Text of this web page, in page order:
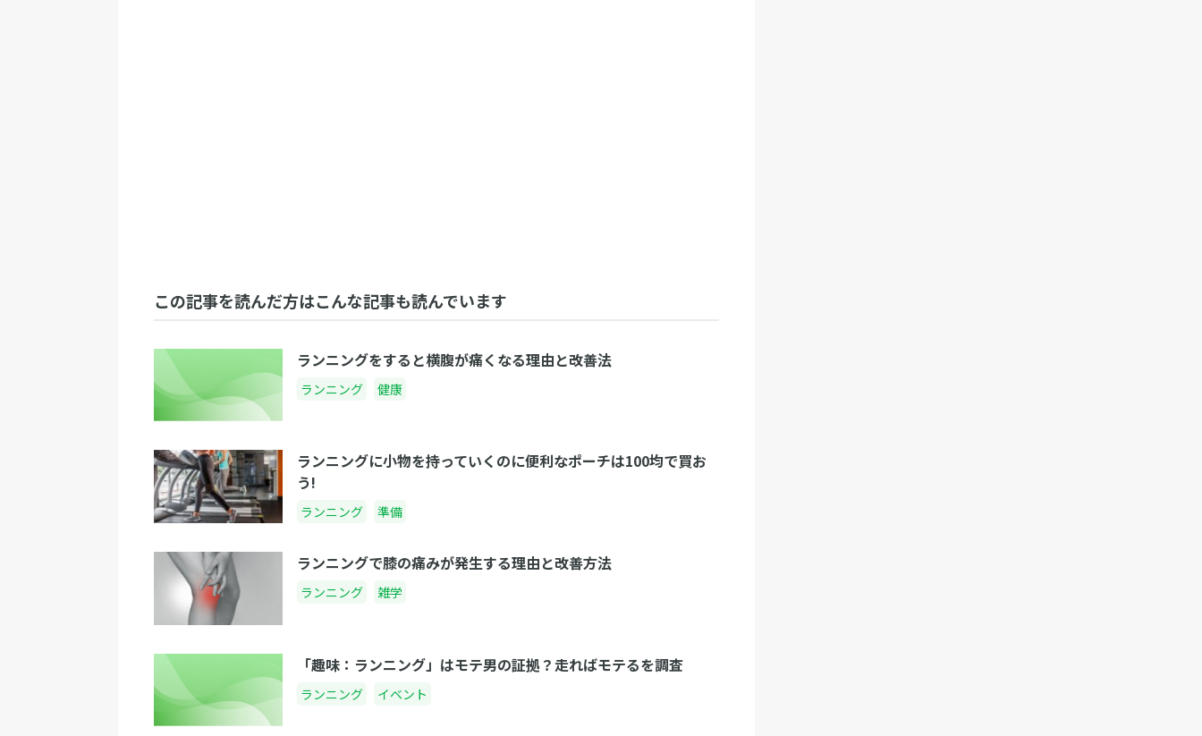
この記事を読んだ方はこんな記事も読んでいます
ランニングをすると横腹が痛くなる理由と改善法
ランニング 健康
ランニングに小物を持っていくのに便利なポーチは100均で買お
う!
ランニング 準備
ランニングで膝の痛みが発生する理由と改善方法
ランニング 雑学
「趣味：ランニング」はモテ男の証拠？走ればモテるを調査
ランニング イベント